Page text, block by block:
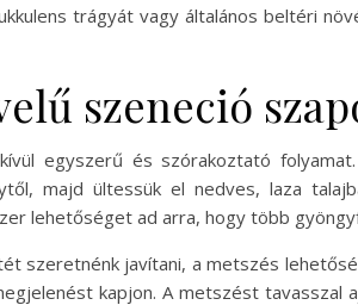
trágyát vagy általános beltéri
szeneció
egyszerű és szórakoztató
majd ültessük el nedves, laza
lehetőséget ad arra, hogy több
szeretnénk javítani, a metszés
kapjon. A metszést tavasszal